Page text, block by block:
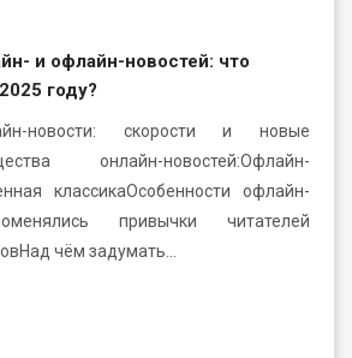
и офлайн-новостей: что
году?
новости: скорости и новые
онлайн-новостей:Офлайн-
классикаОсобенности офлайн-
привычки читателей
чём задумать…